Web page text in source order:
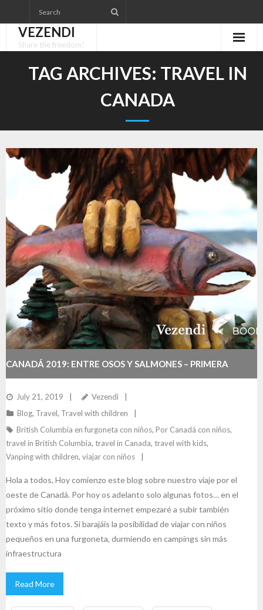
to
contentVEZENDI
Share the freedom!
TAG ARCHIVES: TRAVEL IN
CANADA
CANADÁ 2019: ENTRE OSOS Y SALMONES – PRIMERA
PARTE
July 21, 2019
Vezendi
Blog, Travel, Travel with children
British Columbia en furgoneta con niños, Por Canadá con niños,
travel in British Columbia, travel in Canada, travel with kids,
Vanping with children, viajar con niños
Hola a todos, Hoy comienzo este blog sobre nuestro viaje por el
oeste de Canadá. Por hoy os adelanto solo algunas fotos… en el
próximo sitio donde tenga internet empezaré a subir también
texto y más fotos. Si barajáis la posibilidad de viajar con niños
pequeños en una furgoneta, durmiendo en campings sin más
infraestructura
Read More